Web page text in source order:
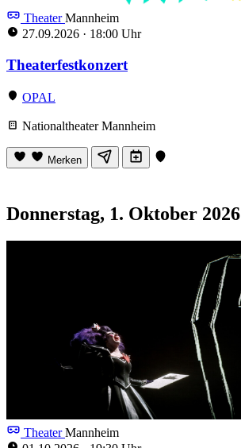
TheaterMannheim
27.09.2026 · 18:00 Uhr
Theaterfest­konzert
OPAL
Nationaltheater Mannheim
Merken
Donnerstag, 1. Oktober 2026
TheaterMannheim